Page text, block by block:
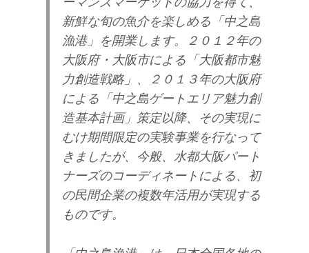
新鮮な旬の魚介を楽しめる「中之島
漁港」を開業します。２０１２年の
大阪府・大阪市による「大阪都市魅
力創造戦略」、２０１３年の大阪府
による「中之島ゲートエリア魅力創
造基本計画」策定以降、その実現に
むけ期間限定の実験事業を行なって
きましたが、今般、水都大阪パート
ナーズのコーディネートによる、初
の民間企業の複数年活用が実現する
ものです。